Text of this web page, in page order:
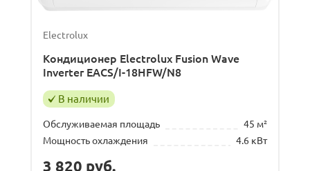
Electrolux
Кондиционер Electrolux Fusion Wave
Inverter EACS/I-18HFW/N8
В наличии
Обслуживаемая площадь
45 м²
Мощность охлаждения
4.6 кВт
3 820 руб.